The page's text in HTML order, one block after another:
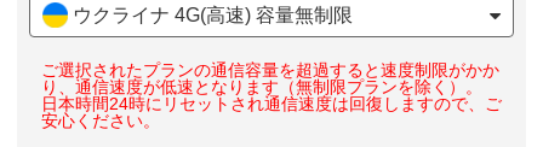
ウクライナ 4G(高速) 容量無制限
ご選択されたプランの通信容量を超過すると速度制限がかか
り、通信速度が低速となります（無制限プランを除く）。
日本時間24時にリセットされ通信速度は回復しますので、ご
安心ください。